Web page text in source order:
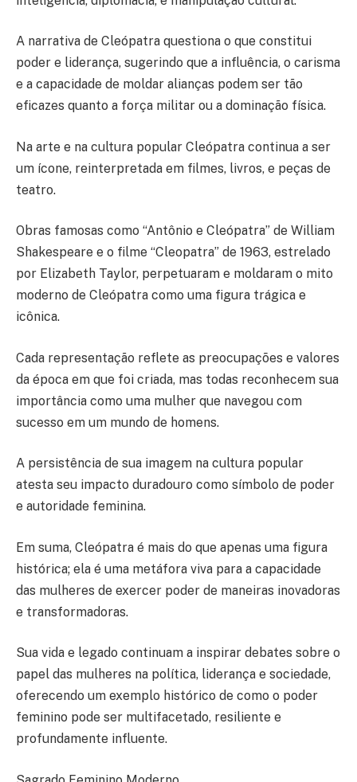
A narrativa de Cleópatra questiona o que constitui
poder e liderança, sugerindo que a influência, o carisma
e a capacidade de moldar alianças podem ser tão
eficazes quanto a força militar ou a dominação física.
Na arte e na cultura popular Cleópatra continua a ser
um ícone, reinterpretada em filmes, livros, e peças de
teatro.
Obras famosas como “Antônio e Cleópatra” de William
Shakespeare e o filme “Cleopatra” de 1963, estrelado
por Elizabeth Taylor, perpetuaram e moldaram o mito
moderno de Cleópatra como uma figura trágica e
icônica.
Cada representação reflete as preocupações e valores
da época em que foi criada, mas todas reconhecem sua
importância como uma mulher que navegou com
sucesso em um mundo de homens.
A persistência de sua imagem na cultura popular
atesta seu impacto duradouro como símbolo de poder
e autoridade feminina.
Em suma, Cleópatra é mais do que apenas uma figura
histórica; ela é uma metáfora viva para a capacidade
das mulheres de exercer poder de maneiras inovadoras
e transformadoras.
Sua vida e legado continuam a inspirar debates sobre o
papel das mulheres na política, liderança e sociedade,
oferecendo um exemplo histórico de como o poder
feminino pode ser multifacetado, resiliente e
profundamente influente.